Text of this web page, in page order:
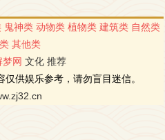
鬼神类 动物类 植物类 建筑类 自然类
其他类
网 文化 推荐
仅供娱乐参考，请勿盲目迷信。